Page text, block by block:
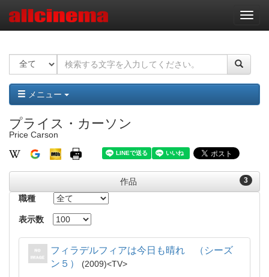
ナ
ビ
ー
ョ
ン
メニュー
プライス・カーソン
Price Carson
3
作品
職種
表示数
フィラデルフィアは今日も晴れ （シーズ
ン５）
2009
TV